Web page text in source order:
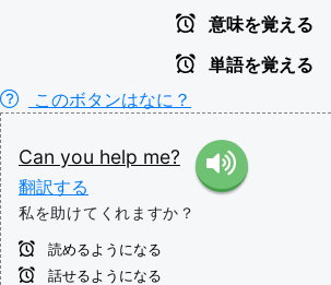
意味を覚える
単語を覚える
このボタンはなに？
Can you help me?
翻訳する
私を助けてくれますか？
読めるようになる
話せるようになる